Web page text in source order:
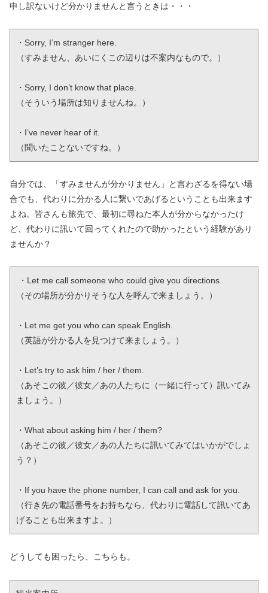
申し訳ないけど分かりませんと言うときは・・・
・Sorry, I’m stranger here.
（すみません、あいにくこの辺りは不案内なもので。）
・Sorry, I don’t know that place.
（そういう場所は知りませんね。）
・I’ve never hear of it.
（聞いたことないですね。）
自分では、「すみませんが分かりません」と言わざるを得ない場
合でも、代わりに分かる人に繋いであげるということも出来ます
よね。皆さんも旅先で、最初に尋ねた本人が分からなかったけ
ど、代わりに訊いて回ってくれたので助かったという経験があり
ませんか？
（その場所が分かりそうな人を呼んで来ましょう。）
・Let me get you who can speak English.
（英語が分かる人を見つけて来ましょう。）
・Let’s try to ask him / her / them.
（あそこの彼／彼女／あの人たちに（一緒に行って）訊いてみ
ましょう。）
・What about asking him / her / them?
（あそこの彼／彼女／あの人たちに訊いてみてはいかがでしょ
う？）
・If you have the phone number, I can call and ask for you.
（行き先の電話番号をお持ちなら、代わりに電話して訊いてあ
げることも出来ますよ。）
どうしても困ったら、こちらも。